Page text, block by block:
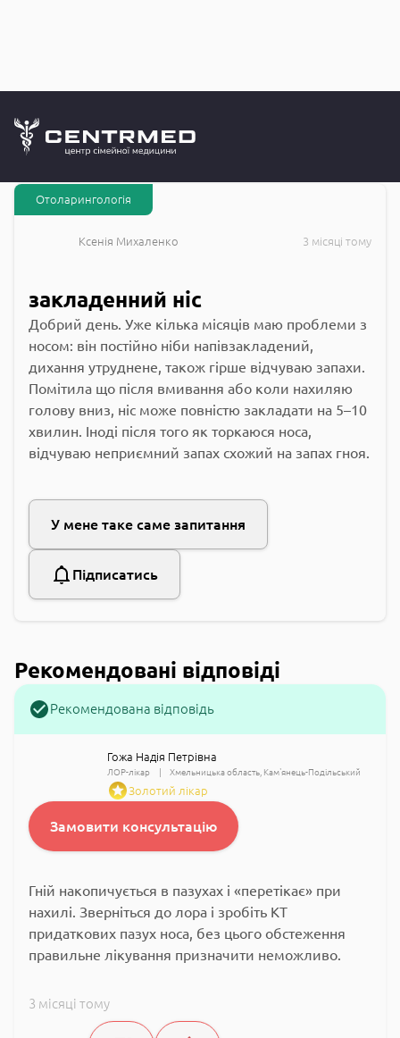
CENTRMED: Задай питання лікарю онлайн
Отоларингологія
Ксенія Михаленко 3 місяці тому
закладенний ніс
Добрий день. Уже кілька місяців маю проблеми з
носом: він постійно ніби напівзакладений,
дихання утруднене, також гірше відчуваю запахи.
Помітила що після вмивання або коли нахиляю
голову вниз, ніс може повністю закладати на 5–10
хвилин. Іноді після того як торкаюся носа,
відчуваю неприємний запах схожий на запах гноя.
У мене таке саме запитання
Підписатись
Рекомендовані відповіді
Рекомендована відповідь
Гожа Надія Петрівна
ЛОР-лікар Хмельницька область Кам'янець-Подільський
Золотий лікар
Замовити консультацію
Гній накопичується в пазухах і «перетікає» при
нахилі. Зверніться до лора і зробіть КТ
придаткових пазух носа, без цього обстеження
правильне лікування призначити неможливо.
3 місяці тому